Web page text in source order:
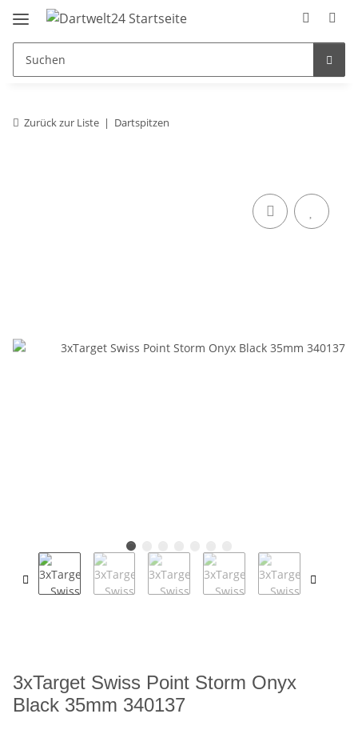
Zurück zur Liste Dartspitzen
3xTarget Swiss Point Storm Onyx
Black 35mm 340137